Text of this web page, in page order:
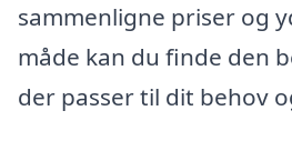
sammenligne priser og
måde kan du finde den
der passer til dit behov